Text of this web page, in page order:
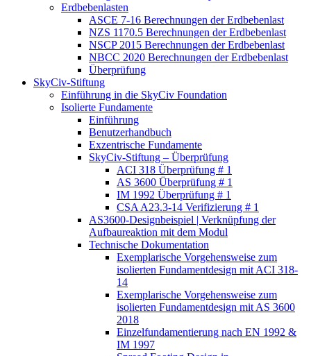
Erdbebenlasten
ASCE 7-16 Berechnungen der Erdbebenlast
NZS 1170.5 Berechnungen der Erdbebenlast
NSCP 2015 Berechnungen der Erdbebenlast
NBCC 2020 Berechnungen der Erdbebenlast
Überprüfung
SkyCiv-Stiftung
Einführung in die SkyCiv Foundation
Isolierte Fundamente
Einführung
Benutzerhandbuch
Exzentrische Fundamente
SkyCiv-Stiftung – Überprüfung
ACI 318 Überprüfung # 1
AS 3600 Überprüfung # 1
IM 1992 Überprüfung # 1
CSA A23.3-14 Verifizierung # 1
AS3600-Designbeispiel | Verknüpfung der
Aufbaureaktion mit dem Modul
Technische Dokumentation
Exemplarische Vorgehensweise zum
isolierten Fundamentdesign mit ACI 318-
14
Exemplarische Vorgehensweise zum
isolierten Fundamentdesign mit AS 3600
2018
Einzelfundamentierung nach EN 1992 &
IM 1997